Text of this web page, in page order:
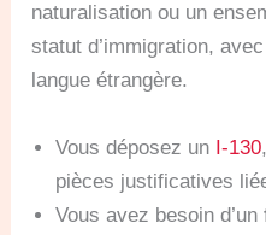
naturalisation ou un
statut d’immigration,
langue étrangère.
Vous déposez un I-130
pièces justificatives
Vous avez besoin d’un